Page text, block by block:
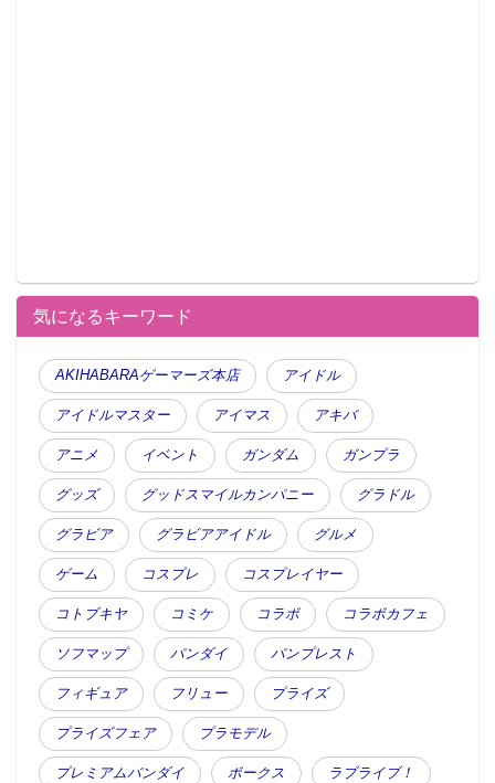
気になるキーワード
AKIHABARAゲーマーズ本店 アイドル
アイドルマスター アイマス アキバ
アニメ イベント ガンダム ガンプラ
グッズ グッドスマイルカンパニー グラドル
グラビア グラビアアイドル グルメ
ゲーム コスプレ コスプレイヤー
コトブキヤ コミケ コラボ コラボカフェ
ソフマップ バンダイ バンプレスト
フィギュア フリュー プライズ
プライズフェア プラモデル
プレミアムバンダイ ボークス ラブライブ！